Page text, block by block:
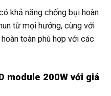
khả năng chống bụi hoàn
từ mọi hướng, cùng với
toàn phù hợp với các
module 200W với giá